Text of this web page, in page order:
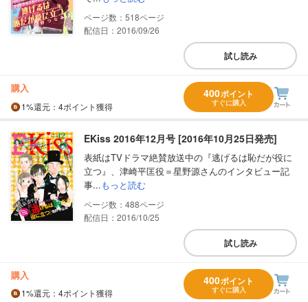
518
配信日：2016/09/26
試し読み
購入
1%還元 ：4ポイント獲得
400ポイント
すぐに購入
EKiss 2016年12月号 [2016年10月25日発売]
表紙はTVドラマ絶賛放送中の『逃げるは恥だが役に
立つ』、津崎平匡役＝星野源さんのインタビュー記
事...もっと読む
488
配信日：2016/10/25
試し読み
購入
1%還元 ：4ポイント獲得
400ポイント
すぐに購入